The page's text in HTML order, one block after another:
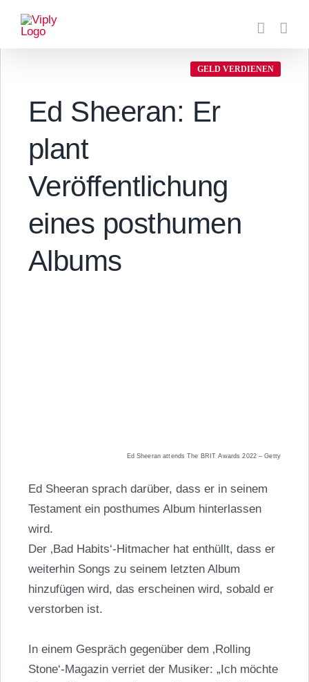
Inhalt
springen
GELD VERDIENEN
Ed Sheeran: Er
plant
Veröffentlichung
eines posthumen
Albums
Ed Sheeran attends The BRIT Awards 2022 – Getty
Ed Sheeran sprach darüber, dass er in seinem
Testament ein posthumes Album hinterlassen
wird.
Der ‚Bad Habits‘-Hitmacher hat enthüllt, dass er
weiterhin Songs zu seinem letzten Album
hinzufügen wird, das erscheinen wird, sobald er
verstorben ist.
In einem Gespräch gegenüber dem ‚Rolling
Stone‘-Magazin verriet der Musiker: „Ich möchte